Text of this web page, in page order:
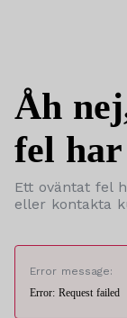
Åh
fel
Ett oväntat fel
eller kontakta
Error message:
Error: Request failed